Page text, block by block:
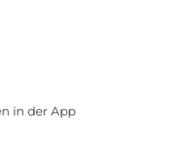
in der App